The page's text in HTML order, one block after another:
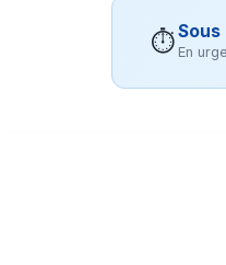
⏱Sous
En